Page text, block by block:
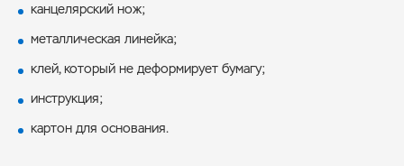
канцелярский нож;
металлическая линейка;
клей, который не деформирует бумагу;
инструкция;
картон для основания.